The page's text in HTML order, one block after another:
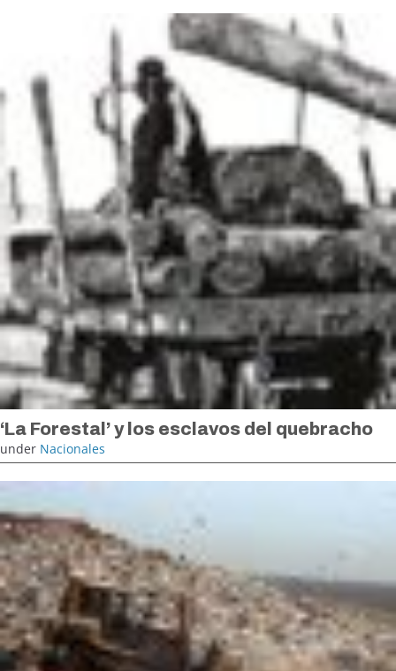
‘La Forestal’ y los esclavos del quebracho
under Nacionales